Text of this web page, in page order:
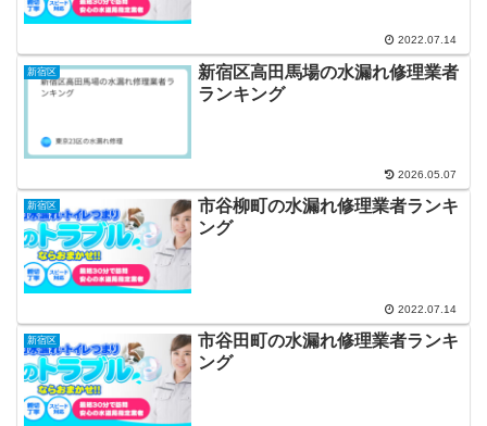
2022.07.14
新宿区
新宿区高田馬場の水漏れ修理業者
ランキング
2026.05.07
新宿区
市谷柳町の水漏れ修理業者ランキ
ング
2022.07.14
新宿区
市谷田町の水漏れ修理業者ランキ
ング